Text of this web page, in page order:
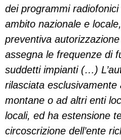
dei programmi
ambito nazionale e
preventiva
assegna le frequenze di
suddetti impianti (…)
rilasciata
montane o ad altri enti
locali, ed ha estensione
circoscrizione dell’ente